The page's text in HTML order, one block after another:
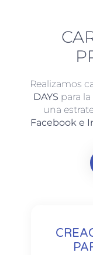
Realizamos
DAYS para
una
Facebook e